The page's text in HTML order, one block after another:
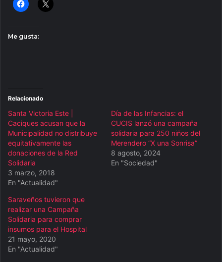
Me gusta:
Relacionado
Santa Victoria Este |
Caciques acusan que la
Municipalidad no distribuye
equitativamente las
donaciones de la Red
Solidaria
3 marzo, 2018
En "Actualidad"
Día de las Infancias: el
CUCIS lanzó una campaña
solidaria para 250 niños del
Merendero “X una Sonrisa”
8 agosto, 2024
En "Sociedad"
Saraveños tuvieron que
realizar una Campaña
Solidaria para comprar
insumos para el Hospital
21 mayo, 2020
En "Actualidad"